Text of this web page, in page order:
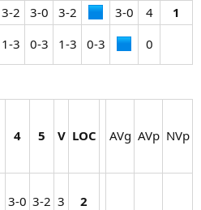
3-2​ 3-0​ 3-2​ 3-0​ 4​
1
1-3​ 0-3​ 1-3​ 0-3​
0​
4 5 V LOC AVg​ AVp​ NVp​
3-0​ 3-2​ 3​ 2